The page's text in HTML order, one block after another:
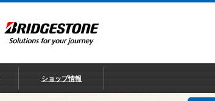
ショップ情報